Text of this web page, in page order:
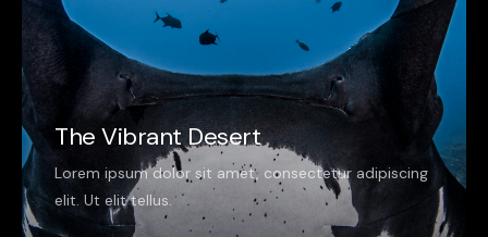
The Vibrant Desert
Lorem ipsum dolor sit amet, consectetur adipiscing
elit. Ut elit tellus.